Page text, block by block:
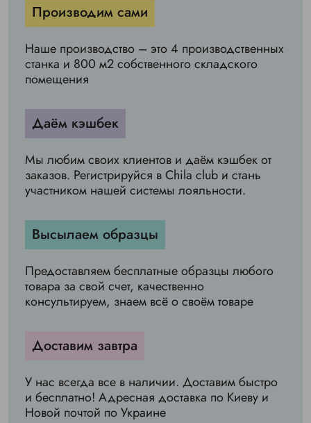
Производим сами
Наше производство – это 4 производственных
станка и 800 м2 собственного складского
помещения
Даём кэшбек
Мы любим своих клиентов и даём кэшбек от
заказов. Регистрируйся в Chila club и стань
участником нашей системы лояльности.
Высылаем образцы
Предоставляем бесплатные образцы любого
товара за свой счет, качественно
консультируем, знаем всё о своём товаре
Доставим завтра
У нас всегда все в наличии. Доставим быстро
и бесплатно! Адресная доставка по Киеву и
Новой почтой по Украине